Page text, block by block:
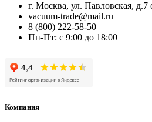
г. Москва, ул. Павловская, д.7
vacuum-trade@mail.ru
8 (800) 222-58-50
Пн-Пт: с 9:00 до 18:00
Компания